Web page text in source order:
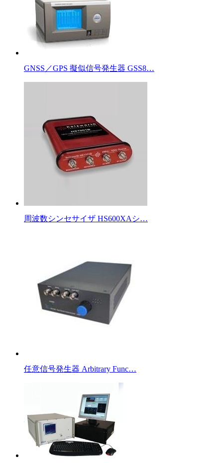
GNSS／GPS 擬似信号発生器 GSS8…
周波数シンセサイザ HS600XAシ…
任意信号発生器 Arbitrary Func…